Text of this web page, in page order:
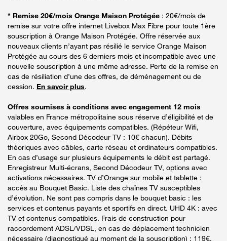
* Remise 20€/mois Orange Maison Protégée : 20€/mois de
remise sur votre offre internet Livebox Max Fibre pour toute 1ère
souscription à Orange Maison Protégée. Offre réservée aux
nouveaux clients n’ayant pas résilié le service Orange Maison
Protégée au cours des 6 derniers mois et incompatible avec une
nouvelle souscription à une même adresse. Perte de la remise en
cas de résiliation d’une des offres, de déménagement ou de
cession. En savoir plus.
Offres soumises à conditions avec engagement 12 mois
valables en France métropolitaine sous réserve d’éligibilité et de
couverture, avec équipements compatibles. (Répéteur Wifi,
Airbox 20Go, Second Décodeur TV : 10€ chacun). Débits
théoriques avec câbles, carte réseau et ordinateurs compatibles.
En cas d’usage sur plusieurs équipements le débit est partagé.
Enregistreur Multi-écrans, Second Décodeur TV, options avec
activations nécessaires. TV d’Orange sur mobile et tablette :
accès au Bouquet Basic. Liste des chaînes TV susceptibles
d’évolution. Ne sont pas compris dans le bouquet basic : les
services et contenus payants et sportifs en direct. UHD 4K : avec
TV et contenus compatibles. Frais de construction pour
raccordement ADSL/VDSL, en cas de déplacement technicien
nécessaire (diagnostiqué au moment de la souscription) : 119€.